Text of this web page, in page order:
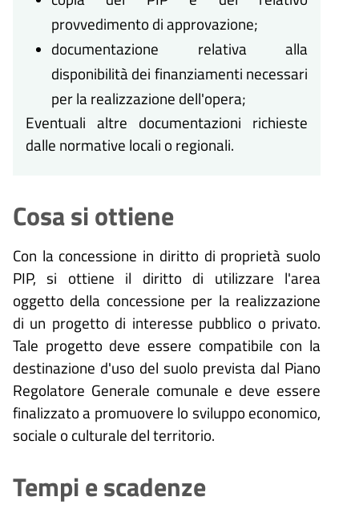
provvedimento di approvazione;
documentazione relativa alla
disponibilità dei finanziamenti necessari
per la realizzazione dell'opera;
Eventuali altre documentazioni richieste
dalle normative locali o regionali.
Cosa si ottiene
Con la concessione in diritto di proprietà suolo
PIP, si ottiene il diritto di utilizzare l'area
oggetto della concessione per la realizzazione
di un progetto di interesse pubblico o privato.
Tale progetto deve essere compatibile con la
destinazione d'uso del suolo prevista dal Piano
Regolatore Generale comunale e deve essere
finalizzato a promuovere lo sviluppo economico,
sociale o culturale del territorio.
Tempi e scadenze